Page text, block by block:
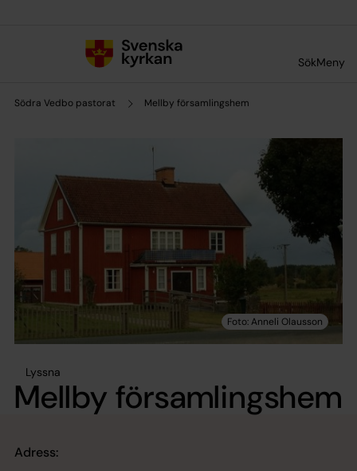
SökMeny
Södra Vedbo pastorat Mellby församlingshem
Lyssna
Mellby församlingshem
Adress: